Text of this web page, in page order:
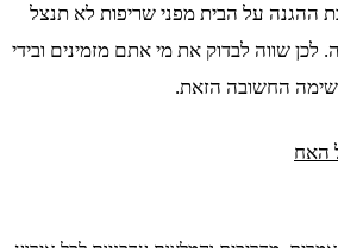
ההגנה על הבית מפני שריפות לא תנצל
שווה לבדוק את מי אתם מזמינים ובידי
החשובה הזאת.